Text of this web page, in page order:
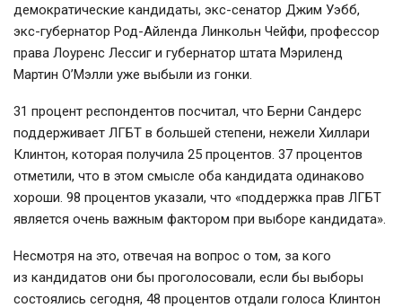
демократические кандидаты, экс-сенатор Джим Уэбб,
экс-губернатор Род-Айленда Линкольн Чейфи, профессор
права Лоуренс Лессиг и губернатор штата Мэриленд
Мартин О’Мэлли уже выбыли из гонки.
31 процент респондентов посчитал, что Берни Сандерс
поддерживает ЛГБТ в большей степени, нежели Хиллари
Клинтон, которая получила 25 процентов. 37 процентов
отметили, что в этом смысле оба кандидата одинаково
хороши. 98 процентов указали, что «поддержка прав ЛГБТ
является очень важным фактором при выборе кандидата».
Несмотря на это, отвечая на вопрос о том, за кого
из кандидатов они бы проголосовали, если бы выборы
состоялись сегодня, 48 процентов отдали голоса Клинтон